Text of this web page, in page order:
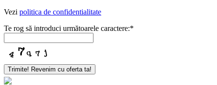
Vezi politica de confidentialitate
Te rog să introduci următoarele caractere:*
Trimite! Revenim cu oferta ta!